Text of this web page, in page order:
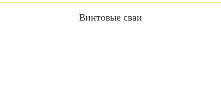
Винтовые сваи